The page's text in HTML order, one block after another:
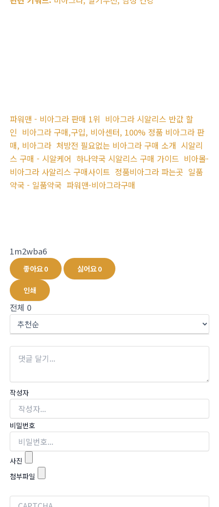
파워맨 - 비아그라 판매 1위 비아그라 시알리스 반값 할
인 비아그라 구매,구입, 비아센터, 100% 정품 비아그라 판
매, 비아그라 처방전 필요없는 비아그라 구매 소개 시알리
스 구매 - 시알케어 하나약국 시알리스 구매 가이드 비아몰-
비아그라 사알리스 구매사이트 정품비아그라 파는곳 일품
약국 - 일품약국 파워맨-비아그라구매
1m2wba6
좋아요0 싫어요0
인쇄
전체 0
작성자
비밀번호
사진
첨부파일